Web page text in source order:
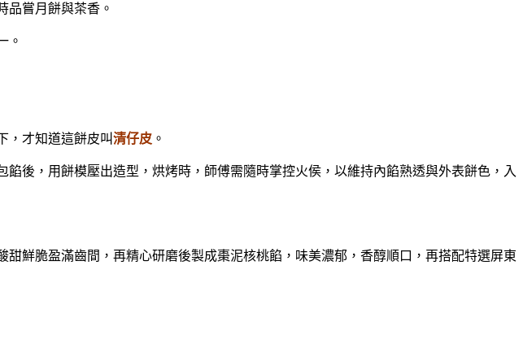
嘗月餅與茶香。
。
，才知道這餅皮叫清仔皮 。
，用餅模壓出造型，烘烤時，師傅需隨時掌控火侯，以維持內餡熟透與外表餅色，入
脆盈滿齒間，再精心研磨後製成棗泥核桃餡，味美濃郁，香醇順口，再搭配特選屏東